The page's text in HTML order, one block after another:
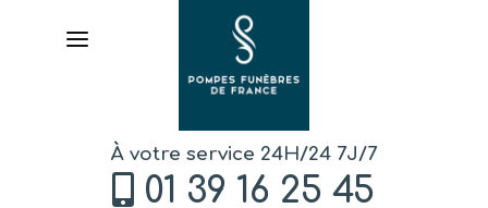
À votre service 24H/24 7J/7
01 39 16 25 45